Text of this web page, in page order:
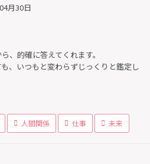
月30日
、的確に答えてくれます。
、いつもと変わらずじっくりと鑑定し
人間関係 仕事 未来